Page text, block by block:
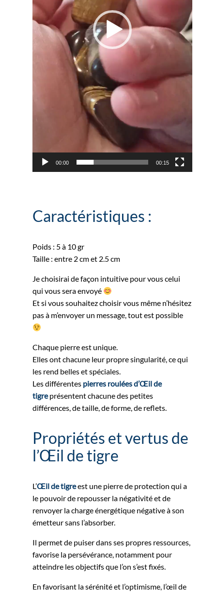
00:00 00:15
Caractéristiques :
Poids : 5 à 10 gr
Taille : entre 2 cm et 2.5 cm
Je choisirai de façon intuitive pour vous celui
qui vous sera envoyé
Et si vous souhaitez choisir vous même n’hésitez
pas à m’envoyer un message, tout est possible
Chaque pierre est unique.
Elles ont chacune leur propre singularité, ce qui
les rend belles et spéciales.
Les différentes pierres roulées d’Œil de
tigreprésentent chacune des petites
différences, de taille, de forme, de reflets.
Propriétés et vertus de
l’Œil de tigre
L’Œil de tigreest une pierre de protection qui a
le pouvoir de repousser la négativité et de
renvoyer la charge énergétique négative à son
émetteur sans l’absorber.
Il permet de puiser dans ses propres ressources,
favorise la persévérance, notamment pour
atteindre les objectifs que l’on s’est fixés.
En favorisant la sérénité et l’optimisme, l’œil de